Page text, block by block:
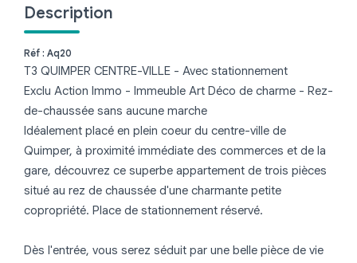
Description
Réf : Aq20
T3 QUIMPER CENTRE-VILLE - Avec stationnement
Exclu Action Immo - Immeuble Art Déco de charme - Rez-
de-chaussée sans aucune marche
Idéalement placé en plein coeur du centre-ville de
Quimper, à proximité immédiate des commerces et de la
gare, découvrez ce superbe appartement de trois pièces
situé au rez de chaussée d'une charmante petite
copropriété. Place de stationnement réservé.
Dès l'entrée, vous serez séduit par une belle pièce de vie